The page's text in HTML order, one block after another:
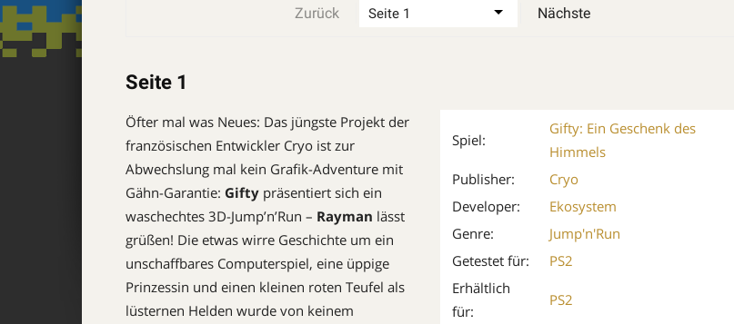
Zurück Nächste
Seite 1
Spiel:
Gifty: Ein Geschenk des
Himmels
Publisher:
Cryo
Developer:
Ekosystem
Genre:
Jump'n'Run
Getestet für:
PS2
Erhältlich
für:
PS2
Öfter mal was Neues: Das jüngste Projekt der
fran­zö­sischen Entwickler Cryo ist zur
Abwechslung mal kein Grafik-Adventure mit
Gähn-Garantie: Gifty präsentiert sich ein
waschechtes 3D-Jump’n’Run – Rayman lässt
grüßen! Die etwas wirre Geschichte um ein
unschaffbares Computerspiel, eine üppige
Prinzessin und einen kleinen roten Teufel als
lüsternen Helden wurde von keinem